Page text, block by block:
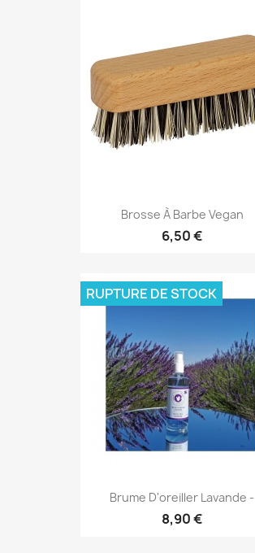
Brosse À Barbe Vegan
6,50 €
Brume D'oreiller Lavande -
8,90 €
RUPTURE DE STOCK